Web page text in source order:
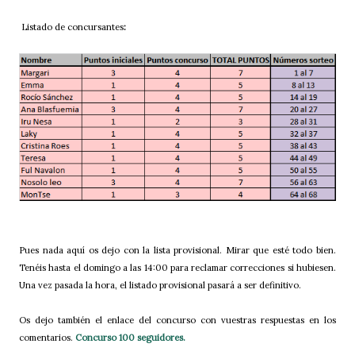
Listado de concursantes:
Pues nada aquí os dejo con la lista provisional. Mirar que esté todo bien.
Tenéis hasta el domingo a las 14:00 para reclamar correcciones si hubiesen.
Una vez pasada la hora, el listado provisional pasará a ser definitivo.
Os dejo también el enlace del concurso con vuestras respuestas en los
comentarios. Concurso 100 seguidores.